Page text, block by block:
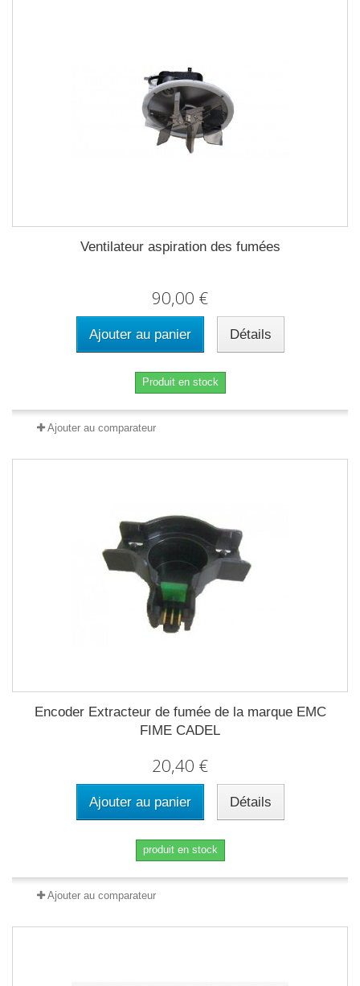
Ventilateur aspiration des fumées
90,00 €
Ajouter au panier Détails
Produit en stock
Ajouter au comparateur
Encoder Extracteur de fumée de la marque EMC
FIME CADEL
20,40 €
Ajouter au panier Détails
produit en stock
Ajouter au comparateur